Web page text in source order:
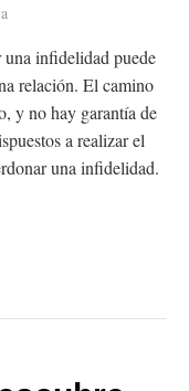
infidelidad puede
relación. El camino
y no hay garantía de
a realizar el
una infidelidad.